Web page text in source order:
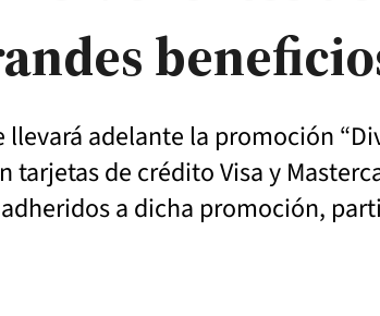
llevará adelante la promoción
tarjetas de crédito Visa y
a dicha promoción,